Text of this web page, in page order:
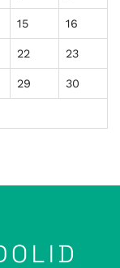
15 16
22 23
29 30